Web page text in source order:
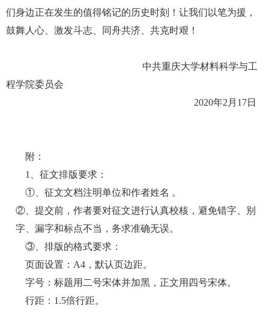
们身边正在发生的值得铭记的历史时刻！让我们以笔为援，
鼓舞人心、激发斗志、同舟共济、共克时艰！
中共重庆大学材料科学与工
程学院委员会
2020年2 月 17日
附：
1
、征文排版要求：
①、征文文档注明单位和作者姓名 。
②、提交前，作者要对征文进行认真校核，避免错字、别
字、漏字和标点不当，务求准确无误。
③、排版的格式要求：
页面设置： A4 ，默认页边距。
字号：标题用二号宋体并加黑，正文用四号宋体。
行距： 1.5倍行距。